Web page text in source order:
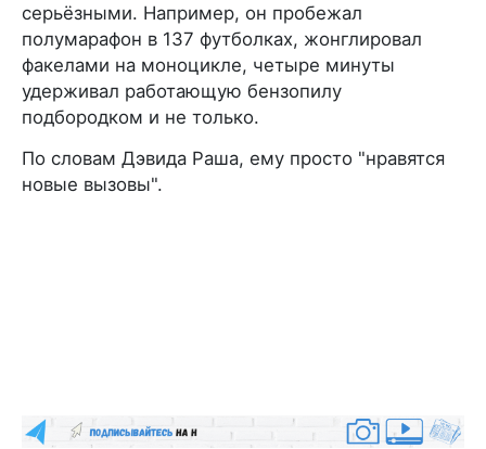
серьёзными. Например, он пробежал
полумарафон в 137 футболках, жонглировал
факелами на моноцикле, четыре минуты
удерживал работающую бензопилу
подбородком и не только.
По словам Дэвида Раша, ему просто "нравятся
новые вызовы".